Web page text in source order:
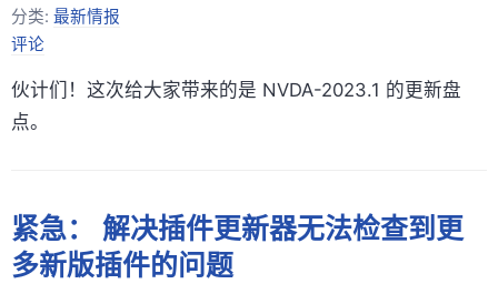
分类: 最新情报
评论
伙计们！这次给大家带来的是 NVDA-2023.1 的更新盘
点。
紧急： 解决插件更新器无法检查到更
多新版插件的问题